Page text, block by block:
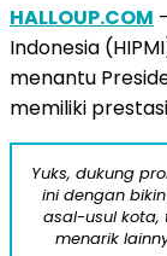
HALLOUP.COM
Indonesia
menantu
memiliki
Yuks, dukung
ini dengan
asal-usul kota,
menarik